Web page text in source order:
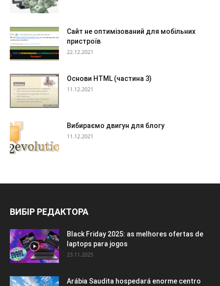
Сайт не оптимізований для мобільних
пристроїв
22.12.2021
Основи HTML (частина 3)
11.12.2021
Вибираємо двигун для блогу
11.12.2021
ВИБІР РЕДАКТОРА
Black Friday 2025: as melhores ofertas de
laptops para jogos
23.11.2025
Arábia Saudita hospedará enorme centro